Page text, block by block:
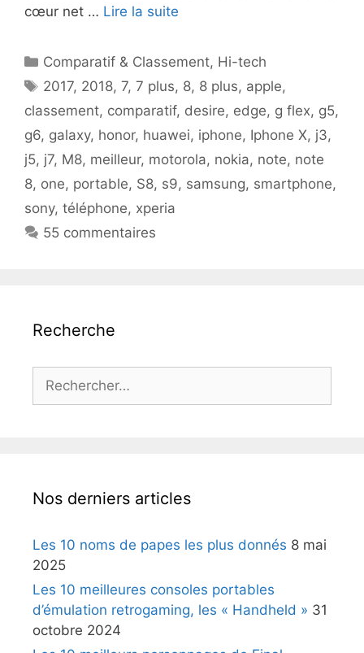
cœur net … Lire la suite
Catégories
Comparatif & Classement, Hi-tech
Étiquettes
2017, 2018,7,7 plus, 8, 8 plus, apple,
classement, comparatif, desire, edge, g flex, g5,
g6, galaxy, honor, huawei, iphone, Iphone X, j3,
j5, j7, M8, meilleur, motorola, nokia, note, note
8, one, portable, S8, s9, samsung, smartphone,
sony, téléphone, xperia
55 commentaires
Recherche
Nos derniers articles
Les 10 noms de papes les plus donnés 8 mai
2025
Les 10 meilleures consoles portables
d’émulation retrogaming, les « Handheld » 31
octobre 2024